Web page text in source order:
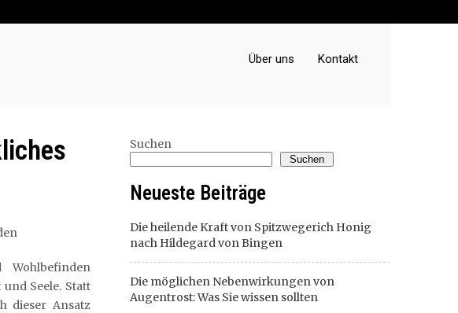
Über uns Kontakt
Seele. Statt
dieser Ansatz
Suchen
Suchen
Neueste Beiträge
Die heilende Kraft von Spitzwegerich Honig
nach Hildegard von Bingen
Die möglichen Nebenwirkungen von
Augentrost: Was Sie wissen sollten